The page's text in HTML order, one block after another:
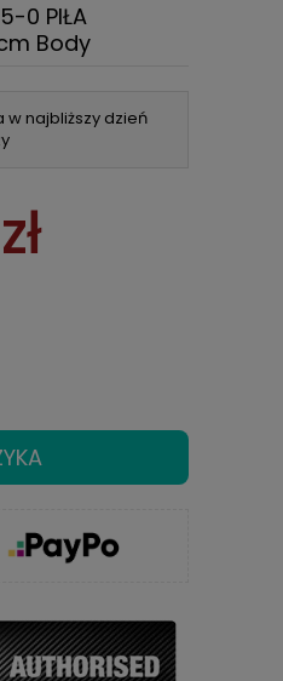
w najbliższy dzień
0 PIŁA
Body